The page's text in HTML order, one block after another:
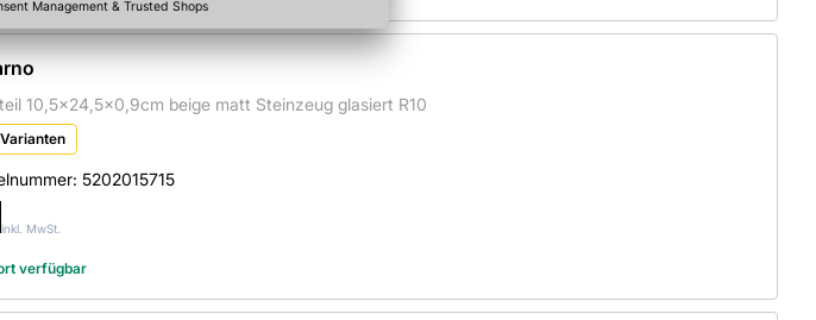
10,5x24,5x0,9cm beige matt Steinzeug glasiert R10
5202015715
inkl. MwSt.
verfügbar